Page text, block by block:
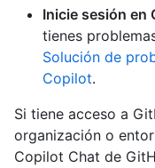
Inicie sesión en
tienes
Solución de
Copilot.
Si tiene acceso a
organización o
Copilot Chat de